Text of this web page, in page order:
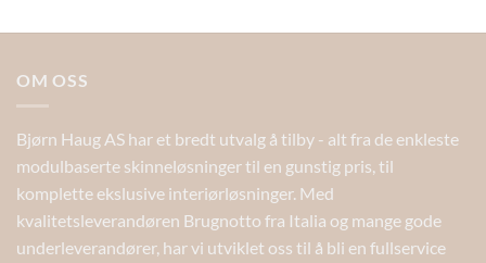
OM OSS
Bjørn Haug AS har et bredt utvalg å tilby - alt fra de enkleste
modulbaserte skinneløsninger til en gunstig pris, til
komplette ekslusive interiørløsninger. Med
kvalitetsleverandøren Brugnotto fra Italia og mange gode
underleverandører, har vi utviklet oss til å bli en fullservice